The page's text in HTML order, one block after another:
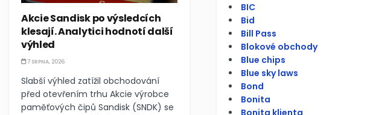
Akcie Sandisk po výsledcích
klesají. Analytici hodnotí další
výhled
7 SRPNA, 2026
Slabší výhled zatížil obchodování
před otevřením trhu Akcie výrobce
paměťových čipů Sandisk (SNDK) se
BIC
Bid
Bill Pass
Blokové obchody
Blue chips
Blue sky laws
Bond
Bonita
Bonita klienta